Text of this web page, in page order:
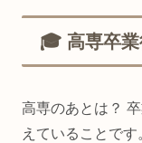
🎓 高専卒
高専のあとは？
えていることです